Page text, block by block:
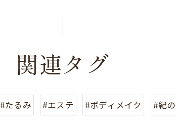
関連タグ
#たるみ #エステ #ボディメイク #紀